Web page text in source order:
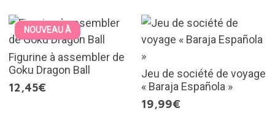
NOUVEAU À
Figurine à assembler de
Goku Dragon Ball
12,45€
Jeu de société de voyage
« Baraja Española »
19,99€